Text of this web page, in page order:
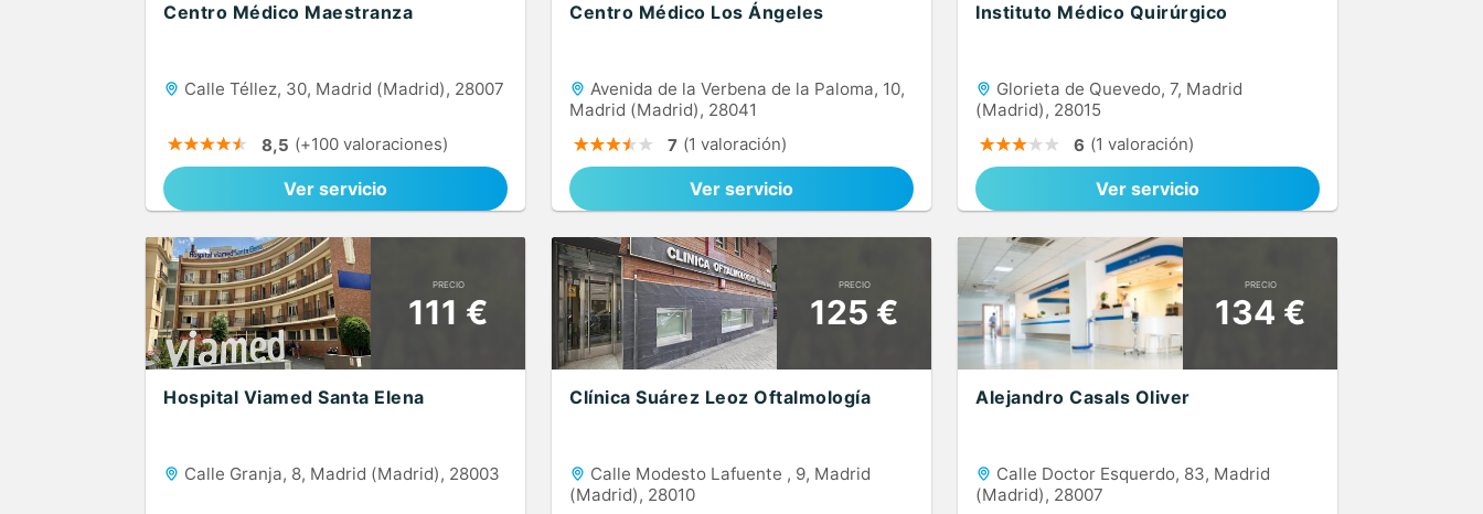
Centro Médico Maestranza
Calle Téllez, 30, Madrid (Madrid), 28007
8,5 (+100 valoraciones)
Ver servicio
Centro Médico Los Ángeles
Avenida de la Verbena de la Paloma, 10,
Madrid (Madrid), 28041
7 (1 valoración)
Ver servicio
Instituto Médico Quirúrgico
Glorieta de Quevedo, 7, Madrid
(Madrid), 28015
6 (1 valoración)
Ver servicio
PRECIO
111 €
Hospital Viamed Santa Elena
Calle Granja, 8, Madrid (Madrid), 28003
PRECIO
125 €
Clínica Suárez Leoz Oftalmología
Calle Modesto Lafuente , 9, Madrid
(Madrid), 28010
PRECIO
134 €
Alejandro Casals Oliver
Calle Doctor Esquerdo, 83, Madrid
(Madrid), 28007